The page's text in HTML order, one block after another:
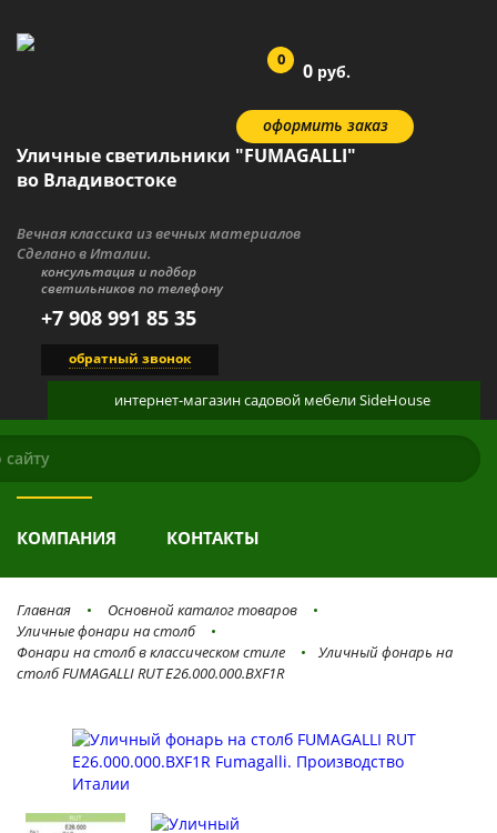
0 0 руб.
оформить заказ
Уличные светильники "FUMAGALLI"
во Владивостоке
Вечная классика из вечных материалов
Сделано в Италии.
консультация и подбор
светильников по телефону
+7 908 991 85 35
обратный звонок
интернет-магазинсадовой мебелиSideHouse
КАТАЛОГ
КОМПАНИЯ КОНТАКТЫ
Главная
Основной каталог товаров
Уличные фонари на столб
Фонари на столб в классическом стиле
Уличный фонарь на
столб FUMAGALLI RUT E26.000.000.BXF1R